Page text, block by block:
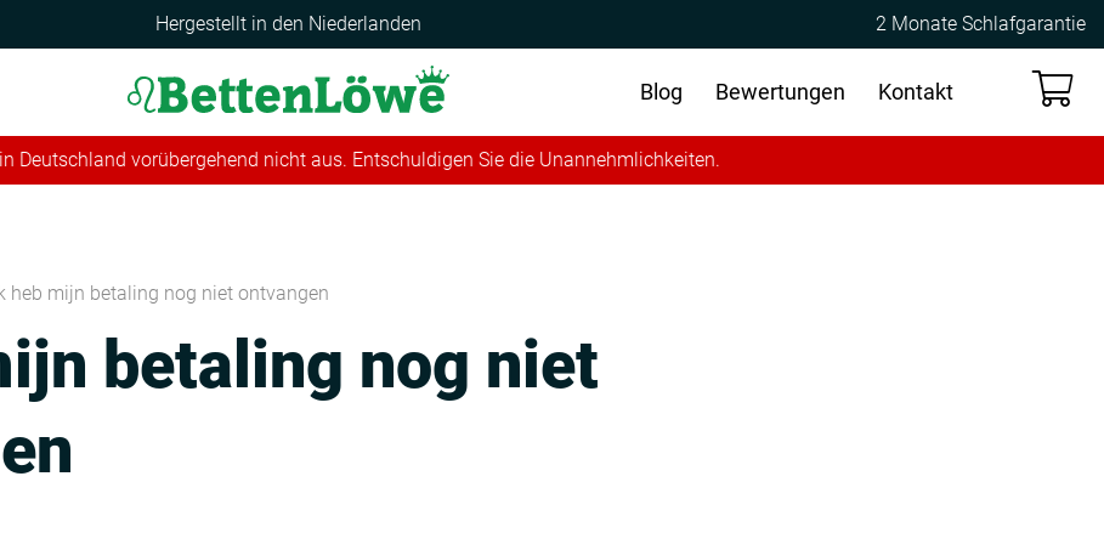
Hergestellt in den Niederlanden 2 Monate Schlafgarantie
Kontakt
Bewertungen
Blog
Deutschland vorübergehend nicht aus. Entschuldigen Sie die Unannehmlichkeiten.
heb mijn betaling nog niet ontvangen
betaling nog niet